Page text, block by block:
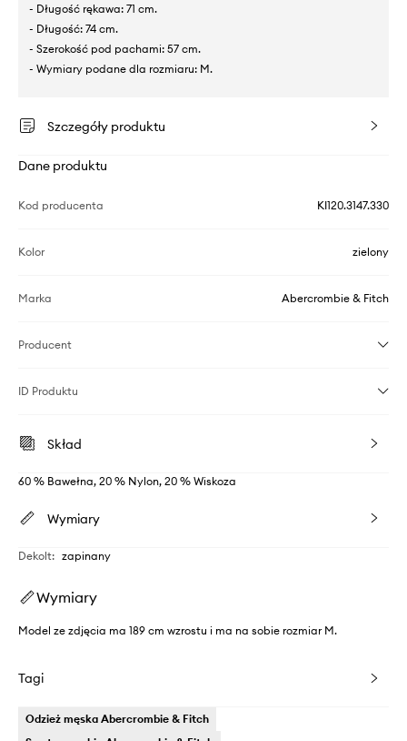
- Długość rękawa: 71 cm.
- Długość: 74 cm.
- Szerokość pod pachami: 57 cm.
- Wymiary podane dla rozmiaru: M.
Szczegóły produktu
Dane produktu
Kod producenta KI120.3147.330
Kolor zielony
Marka Abercrombie & Fitch
Producent
ID Produktu
Skład
60 % Bawełna, 20 % Nylon, 20 % Wiskoza
Wymiary
Dekolt: zapinany
Wymiary
Model ze zdjęcia ma 189 cm wzrostu i ma na sobie rozmiar M.
Tagi
Odzież męska Abercrombie & Fitch